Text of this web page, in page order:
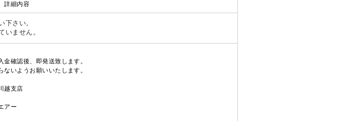
下さい。
いません。
確認後、即発送致します。
いようお願いいたします。
支店
アー